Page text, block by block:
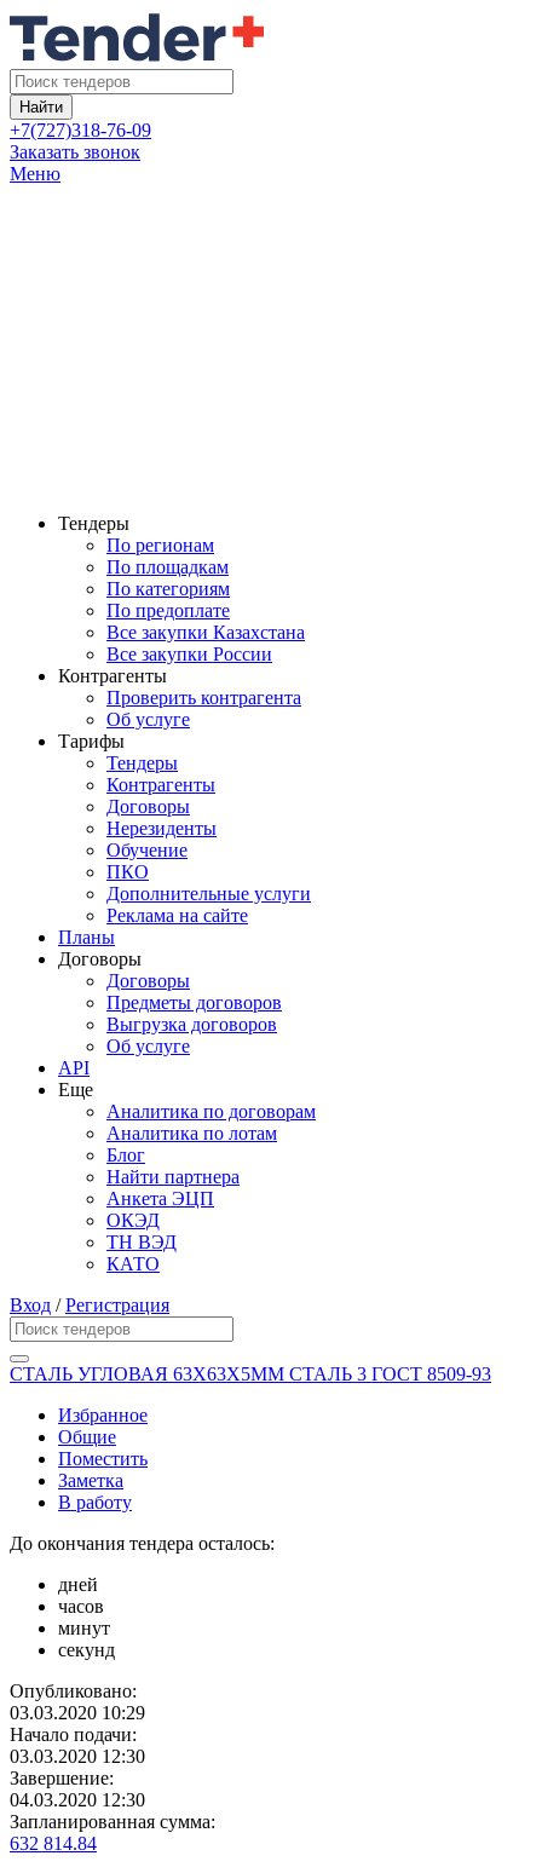
Найти
+7(727)318-76-09
Заказать звонок
Меню
Тендеры
По регионам
По площадкам
По категориям
По предоплате
Все закупки Казахстана
Все закупки России
Контрагенты
Проверить контрагента
Об услуге
Тарифы
Тендеры
Контрагенты
Договоры
Нерезиденты
Обучение
ПКО
Дополнительные услуги
Реклама на сайте
Планы
Договоры
Договоры
Предметы договоров
Выгрузка договоров
Об услуге
API
Еще
Аналитика по договорам
Аналитика по лотам
Блог
Найти партнера
Анкета ЭЦП
ОКЭД
ТН ВЭД
КАТО
Вход /Регистрация
СТАЛЬ УГЛОВАЯ 63Х63Х5ММ СТАЛЬ 3 ГОСТ 8509-93
Избранное
Общие
Поместить
Заметка
В работу
До окончания тендера осталось:
дней
часов
минут
секунд
Опубликовано:
03.03.2020 10:29
Начало подачи:
03.03.2020 12:30
Завершение:
04.03.2020 12:30
Запланированная сумма:
632 814.84